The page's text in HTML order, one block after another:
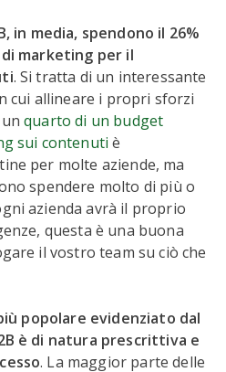
in media, spendono il 26%
marketing per il
. Si tratta di un interessante
cui allineare i propri sforzi
unquarto di un budget
sui contenuti è
per molte aziende, ma
spendere molto di più o
azienda avrà il proprio
questa è una buona
il vostro team su ciò che
popolare evidenziato dal
è di natura prescrittiva e
. La maggior parte delle